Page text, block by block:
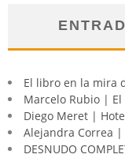
El libro en la mira
Marcelo Rubio |
Diego Meret |
Alejandra Correa |
DESNUDO